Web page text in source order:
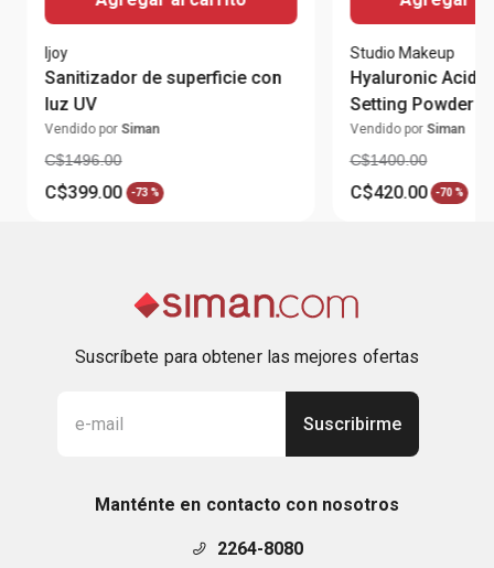
Ijoy
Sanitizador de superficie con
luz UV
Vendido por Siman
C$1496.00
C$399.00 -73 %
Studio Makeup
Hyaluronic Acid
Setting Powder
Vendido por Siman
C$1400.00
C$420.00 -70 %
Suscríbete para obtener las mejores ofertas
Suscribirme
Manténte en contacto con nosotros
2264-8080